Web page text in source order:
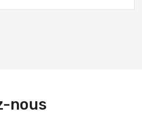
nous